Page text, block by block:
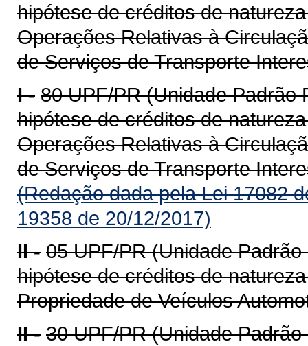
hipótese de créditos de
Operações Relativas à
de Serviços de Transporte
I - 80 UPF/PR (Unidade Padrão
hipótese de créditos de
Operações Relativas à
de Serviços de Transporte
(Redação dada pela Lei 17082
19358 de 20/12/2017)
II - 05 UPF/PR (Unidade
hipótese de créditos de
Propriedade de Veículos
II - 30 UPF/PR (Unidade